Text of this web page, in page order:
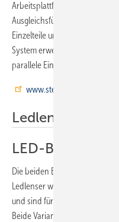
Arbeitsplattformen sind
Ausgleichsfüßen lassen sich
Einzelteile und Zubehör sind
System erweitern. Für den
parallele Einsatz von
www.steigtechnik.de
Ledlenser
LED-Baustrahler
Die beiden Baustrahler iF8R
Ledlenser werden von einem
und sind für das Ausleuchten
Beide Varianten haben ein